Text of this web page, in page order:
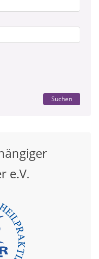
Suchen
e.V.